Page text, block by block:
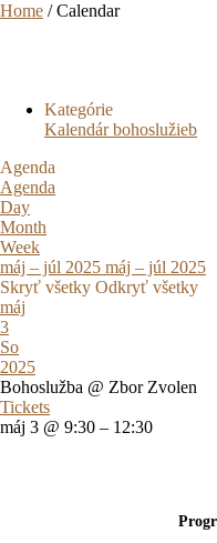
Home / Calendar
Kategórie
Kalendár bohoslužieb
Agenda
Agenda
Day
Month
Week
máj – júl 2025 máj – júl 2025
Skryť všetky Odkryť všetky
máj
3
So
2025
Bohoslužba @ Zbor Zvolen
Tickets
máj 3 @ 9:30 – 12:30